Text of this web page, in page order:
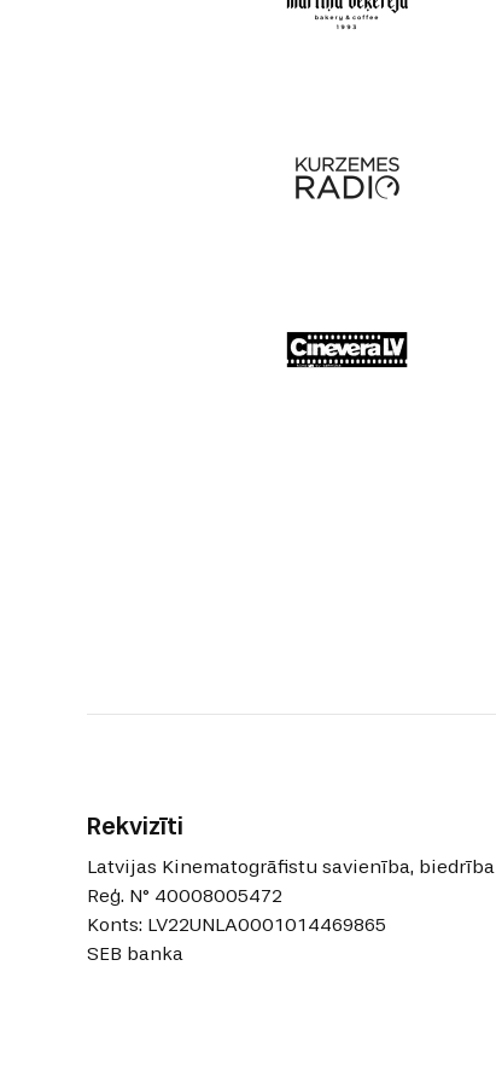
Rekvizīti
Latvijas Kinematogrāfistu savienība, biedrība
Reģ. N° 40008005472
Konts: LV22UNLA0001014469865
SEB banka